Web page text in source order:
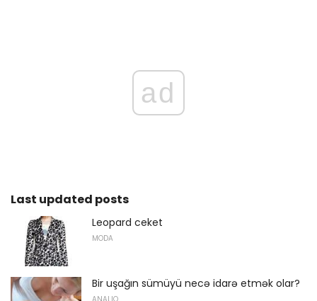
ad
Last updated posts
Leopard ceket
MODA
Bir uşağın sümüyü necə idarə etmək olar?